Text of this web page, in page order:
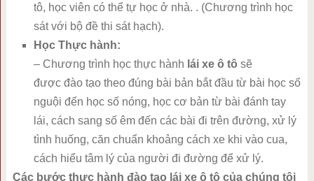
tô, học viên có thể tự học ở nhà. . (Chương trình học
sát với bộ đề thi sát hạch).
Học Thực hành:
– Chương trình học thực hành lái xe ô tô sẽ
được đào tạo theo đúng bài bản bắt đầu từ bài học số
nguội đến học số nóng, học cơ bản từ bài đánh tay
lái, cách sang số êm đến các bài đi trên đường, xử lý
tình huống, căn chuẩn khoảng cách xe khi vào cua,
cách hiểu tâm lý của người đi đường để xử lý.
Các bước thực hành đào tạo lái xe ô tô của chúng tôi